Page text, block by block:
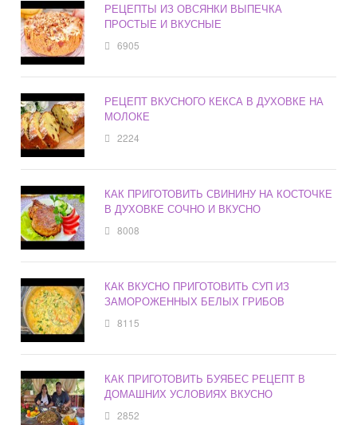
РЕЦЕПТЫ ИЗ ОВСЯНКИ ВЫПЕЧКА
ПРОСТЫЕ И ВКУСНЫЕ
6905
РЕЦЕПТ ВКУСНОГО КЕКСА В ДУХОВКЕ НА
МОЛОКЕ
2224
КАК ПРИГОТОВИТЬ СВИНИНУ НА КОСТОЧКЕ
В ДУХОВКЕ СОЧНО И ВКУСНО
8008
КАК ВКУСНО ПРИГОТОВИТЬ СУП ИЗ
ЗАМОРОЖЕННЫХ БЕЛЫХ ГРИБОВ
8115
КАК ПРИГОТОВИТЬ БУЯБЕС РЕЦЕПТ В
ДОМАШНИХ УСЛОВИЯХ ВКУСНО
2852